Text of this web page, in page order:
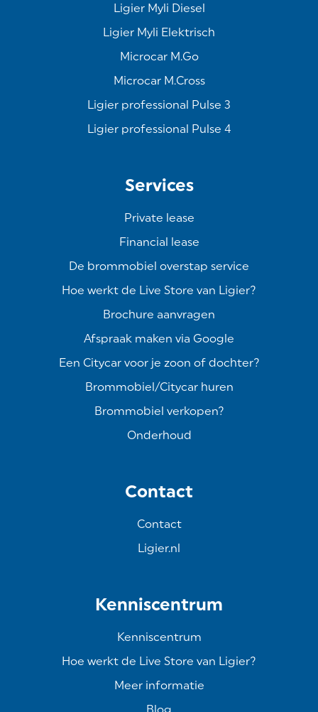
Ligier Myli Diesel
Ligier Myli Elektrisch
Microcar M.Go
Microcar M.Cross
Ligier professional Pulse 3
Ligier professional Pulse 4
Services
Private lease
Financial lease
De brommobiel overstap service
Hoe werkt de Live Store van Ligier?
Brochure aanvragen
Afspraak maken via Google
Een Citycar voor je zoon of dochter?
Brommobiel/Citycar huren
Brommobiel verkopen?
Onderhoud
Contact
Contact
Ligier.nl
Kenniscentrum
Kenniscentrum
Hoe werkt de Live Store van Ligier?
Meer informatie